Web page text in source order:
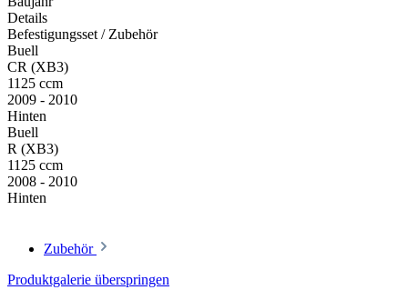
Details
Befestigungsset / Zubehör
Buell
CR (XB3)
1125 ccm
2009 - 2010
Hinten
Buell
R (XB3)
1125 ccm
2008 - 2010
Hinten
Zubehör
Produktgalerie überspringen